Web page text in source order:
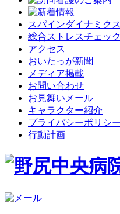
スパインダイナミクス
総合ストレスチェック
アクセス
おいたっが新聞
メディア掲載
お問い合わせ
お見舞いメール
キャラクター紹介
プライバシーポリシー
行動計画